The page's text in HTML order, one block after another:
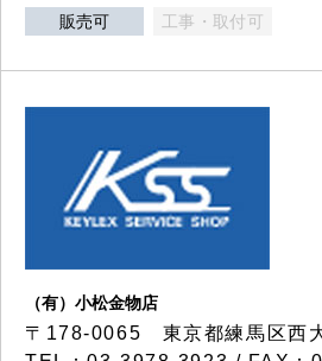
販売可 工事・取付可
（有）小松金物店
〒178-0065 東京都練馬区西